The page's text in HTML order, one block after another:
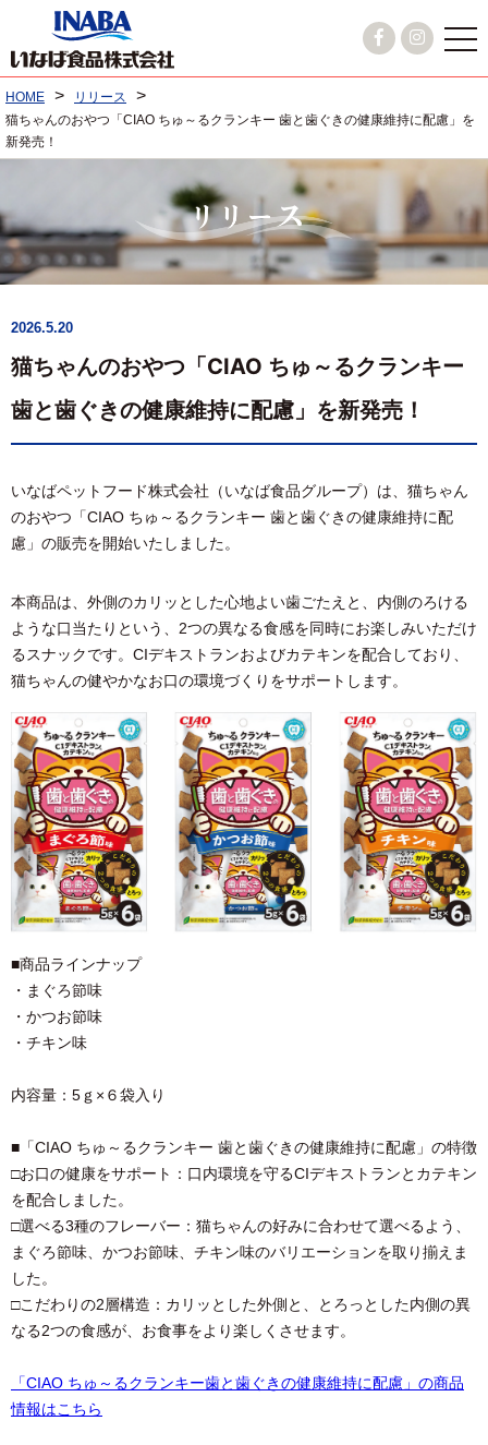
HOME > リリース >
猫ちゃんのおやつ「CIAO ちゅ～るクランキー 歯と歯ぐきの健康維持に配慮」を
新発売！
2026.5.20
猫ちゃんのおやつ「CIAO ちゅ～るクランキー
歯と歯ぐきの健康維持に配慮」を新発売！
いなばペットフード株式会社（いなば食品グループ）は、猫ちゃん
のおやつ「CIAO ちゅ～るクランキー 歯と歯ぐきの健康維持に配
慮」の販売を開始いたしました。
本商品は、外側のカリッとした心地よい歯ごたえと、内側のろける
ような口当たりという、2つの異なる食感を同時にお楽しみいただけ
るスナックです。CIデキストランおよびカテキンを配合しており、
猫ちゃんの健やかなお口の環境づくりをサポートします。
■商品ラインナップ
・まぐろ節味
・かつお節味
・チキン味
内容量：5ｇ×６袋入り
■「CIAO ちゅ～るクランキー 歯と歯ぐきの健康維持に配慮」の特徴
□お口の健康をサポート：口内環境を守るCIデキストランとカテキン
を配合しました。
□選べる3種のフレーバー：猫ちゃんの好みに合わせて選べるよう、
まぐろ節味、かつお節味、チキン味のバリエーションを取り揃えま
した。
□こだわりの2層構造：カリッとした外側と、とろっとした内側の異
なる2つの食感が、お食事をより楽しくさせます。
「CIAO ちゅ～るクランキー歯と歯ぐきの健康維持に配慮」の商品
情報はこちら